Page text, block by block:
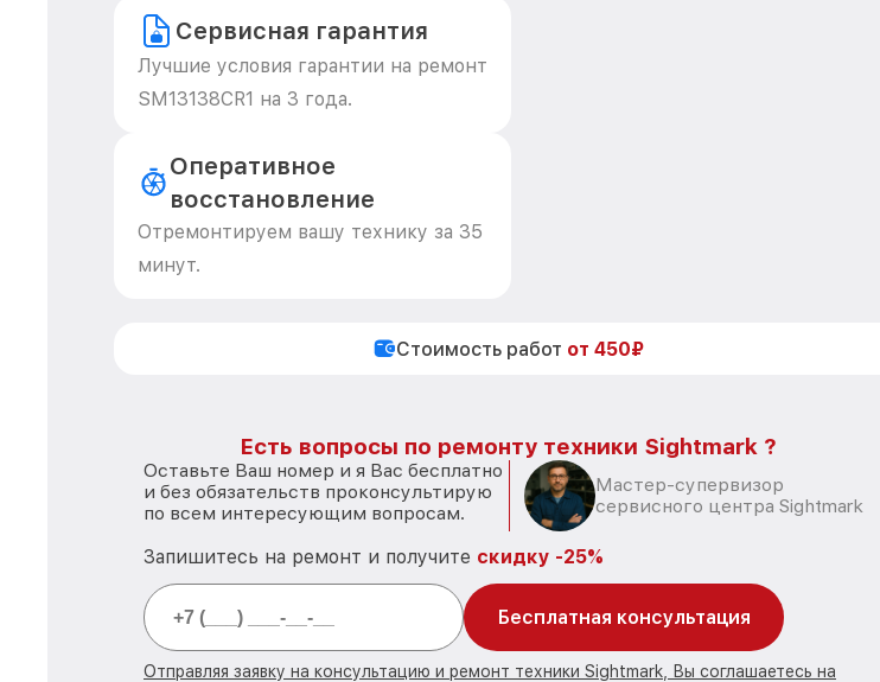
Сервисная гарантия
Лучшие условия гарантии на ремонт
SM13138CR1 на 3 года.
Оперативное
восстановление
Отремонтируем вашу технику за 35
минут.
Стоимость работ от 450₽
Есть вопросы по ремонту техники Sightmark ?
Оставьте Ваш номер и я Вас бесплатно
и без обязательств проконсультирую
по всем интересующим вопросам.
Мастер-супервизор
сервисного центра Sightmark
Запишитесь на ремонт и получите скидку -25%
Бесплатная консультация
Отправляя заявку на консультацию и ремонт техники Sightmark, Вы соглашаетесь на